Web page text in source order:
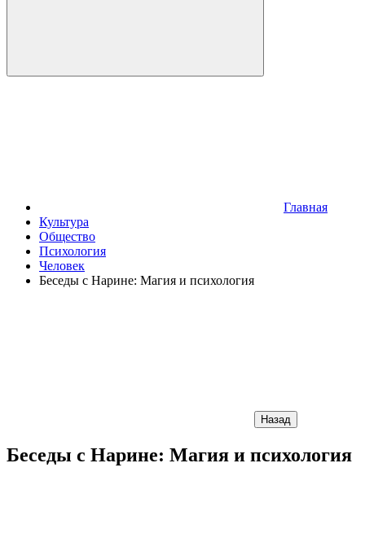
Главная
Культура
Общество
Психология
Человек
Беседы с Нарине: Магия и психология
Назад
Беседы с Нарине: Магия и психология